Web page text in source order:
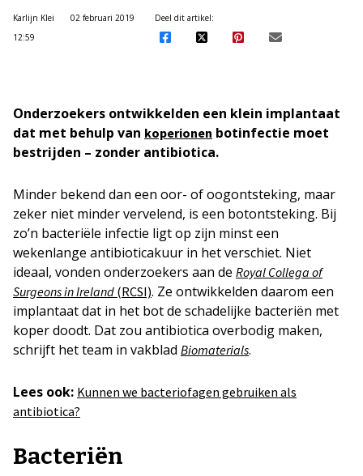
Karlijn Klei
02 februari 2019
12:59
Deel dit artikel:
Onderzoekers ontwikkelden een klein implantaat
dat met behulp van koperionen botinfectie moet
bestrijden – zonder antibiotica.
Minder bekend dan een oor- of oogontsteking, maar
zeker niet minder vervelend, is een botontsteking. Bij
zo’n bacteriële infectie ligt op zijn minst een
wekenlange antibioticakuur in het verschiet. Niet
ideaal, vonden onderzoekers aan de Royal Collega of
Surgeons in Ireland (RCSI). Ze ontwikkelden daarom een
implantaat dat in het bot de schadelijke bacteriën met
koper doodt. Dat zou antibiotica overbodig maken,
schrijft het team in vakblad Biomaterials.
Lees ook: Kunnen we bacteriofagen gebruiken als
antibiotica?
Bacteriën